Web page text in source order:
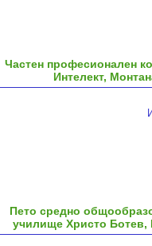
Частен професионален
Интелект,
Пето средно
училище Христо Ботев,